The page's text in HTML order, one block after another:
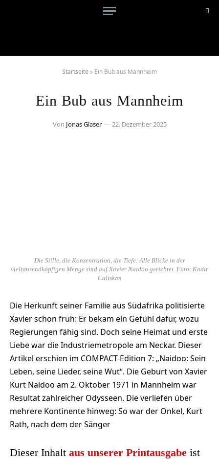
Startseite » Ein Bub aus Mannheim
Ein Bub aus Mannheim
Von Jonas Glaser 22. Dezember 2025
Die Stille, die Konzentration, die Tiefe: Alle Blicke in der
vieltausendköpfigen Menge sind auf Xavier Naidoo gerichtet. Foto: Kadir
Caliskan
Die Herkunft seiner Familie aus Südafrika politisierte
Xavier schon früh: Er bekam ein Gefühl dafür, wozu
Regierungen fähig sind. Doch seine Heimat und erste
Liebe war die Industriemetropole am Neckar. Dieser
Artikel erschien im COMPACT-Edition 7: „Naidoo: Sein
Leben, seine Lieder, seine Wut“. Die Geburt von Xavier
Kurt Naidoo am 2. Oktober 1971 in Mannheim war
Resultat zahlreicher Odysseen. Die verliefen über
mehrere Kontinente hinweg: So war der Onkel, Kurt
Rath, nach dem der Sänger
Dieser Inhalt aus unserer Printausgabe ist